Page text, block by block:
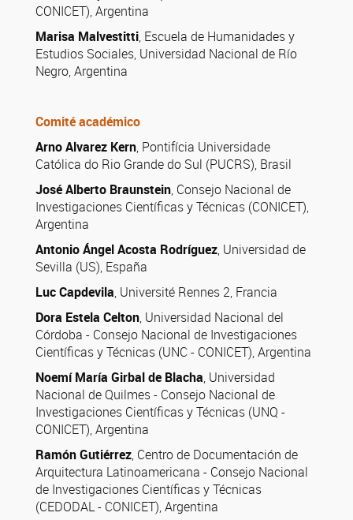
CONICET), Argentina
Marisa Malvestitti, Escuela de Humanidades y
Estudios Sociales, Universidad Nacional de Río
Negro, Argentina
Comité académico
Arno Alvarez Kern, Pontifícia Universidade
Católica do Rio Grande do Sul (PUCRS), Brasil
José Alberto Braunstein, Consejo Nacional de
Investigaciones Científicas y Técnicas (CONICET),
Argentina
Antonio Ángel Acosta Rodríguez, Universidad de
Sevilla (US), España
Luc Capdevila, Université Rennes 2, Francia
Dora Estela Celton, Universidad Nacional del
Córdoba - Consejo Nacional de Investigaciones
Científicas y Técnicas (UNC - CONICET), Argentina
Noemí María Girbal de Blacha, Universidad
Nacional de Quilmes - Consejo Nacional de
Investigaciones Científicas y Técnicas (UNQ -
CONICET), Argentina
Ramón Gutiérrez, Centro de Documentación de
Arquitectura Latinoamericana - Consejo Nacional
de Investigaciones Científicas y Técnicas
(CEDODAL - CONICET), Argentina